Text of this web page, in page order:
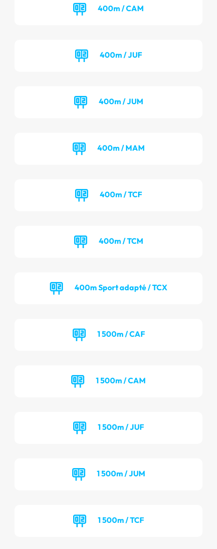
400m / CAM
400m / JUF
400m / JUM
400m / MAM
400m / TCF
400m / TCM
400m Sport adapté / TCX
1 500m / CAF
1 500m / CAM
1 500m / JUF
1 500m / JUM
1 500m / TCF